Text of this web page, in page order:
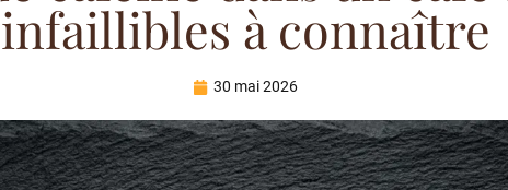
infaillibles à connaître
30 mai 2026